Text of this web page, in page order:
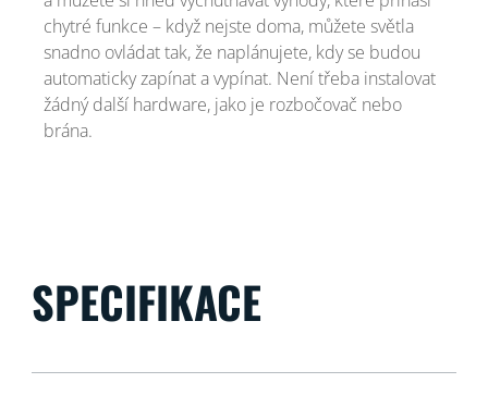
chytré funkce – když nejste doma, můžete světla
snadno ovládat tak, že naplánujete, kdy se budou
automaticky zapínat a vypínat. Není třeba instalovat
žádný další hardware, jako je rozbočovač nebo
brána.
SPECIFIKACE